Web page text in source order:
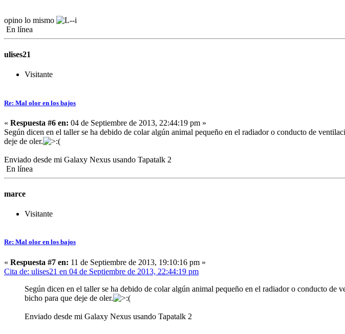
opino lo mismo
En línea
ulises21
Visitante
Re: Mal olor en los bajos
« Respuesta #6 en: 04 de Septiembre de 2013, 22:44:19 pm »
Según dicen en el taller se ha debido de colar algún animal pequeño en el radiador o conducto de
deje de oler.
Enviado desde mi Galaxy Nexus usando Tapatalk 2
En línea
marce
Visitante
Re: Mal olor en los bajos
« Respuesta #7 en: 11 de Septiembre de 2013, 19:10:16 pm »
Cita de: ulises21 en 04 de Septiembre de 2013, 22:44:19 pm
Según dicen en el taller se ha debido de colar algún animal pequeño en el radiador o conducto de
bicho para que deje de oler.
Enviado desde mi Galaxy Nexus usando Tapatalk 2